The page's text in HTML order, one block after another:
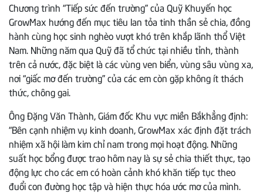
Chương trình “Tiếp sức đến trường” của Quỹ Khuyến học
GrowMax hướng đến mục tiêu lan tỏa tinh thần sẻ chia, đồng
hành cùng học sinh nghèo vượt khó trên khắp lãnh thổ Việt
Nam. Những năm qua Quỹ đã tổ chức tại nhiều tỉnh, thành
trên cả nước, đặc biệt là các vùng ven biển, vùng sâu vùng xa,
nơi “giấc mơ đến trường” của các em còn gặp không ít thách
thức, chông gai.
Ông Đặng Văn Thành, Giám đốc Khu vực miền Bắkhẳng định:
“Bên cạnh nhiệm vụ kinh doanh, GrowMax xác định đặt trách
nhiệm xã hội làm kim chỉ nam trong mọi hoạt động. Những
suất học bổng được trao hôm nay là sự sẻ chia thiết thực, tạo
động lực cho các em có hoàn cảnh khó khăn tiếp tục theo
đuổi con đường học tập và hiện thực hóa ước mơ của mình.